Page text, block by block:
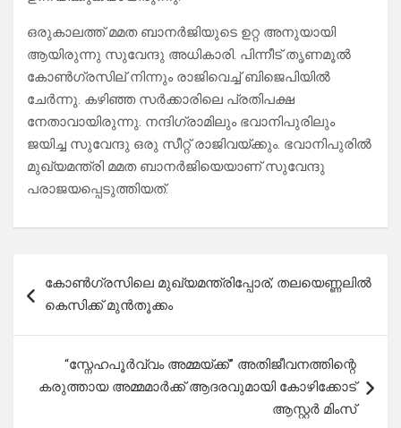
ഒരുകാലത്ത് മമത ബാനർജിയുടെ ഉറ്റ അനുയായി
ആയിരുന്നു സുവേന്ദു അധികാരി. പിന്നീട് തൃണമൂൽ
കോൺ​ഗ്രസില്‌‍ നിന്നും രാജിവെച്ച് ബിജെപിയിൽ
ചേർന്നു. കഴിഞ്ഞ സർക്കാരിലെ പ്രതിപക്ഷ
നേതാവായിരുന്നു. നന്ദിഗ്രാമിലും ഭവാനിപുരിലും
ജയിച്ച സുവേന്ദു ഒരു സീറ്റ് രാജിവയ്ക്കും. ഭവാനിപുരിൽ
മുഖ്യമന്ത്രി മമത ബാനർജിയെയാണ് സുവേന്ദു
പരാജയപ്പെടുത്തിയത്.
navigation
കോ​ൺ​ഗ്ര​സിലെ മു​ഖ്യ​മ​ന്ത്രി​പ്പോ​ര്; ത​ല​യെ​ണ്ണ​ലി​ൽ
കെ​സി​ക്ക് മു​ൻ​തൂ​ക്കം
“സ്നേഹപൂർവ്വം അമ്മയ്ക്ക്” അതിജീവനത്തിന്റെ
കരുത്തായ അമ്മമാര്‍ക്ക് ആദരവുമായി കോഴിക്കോട്
ആസ്റ്റര്‍ മിംസ്